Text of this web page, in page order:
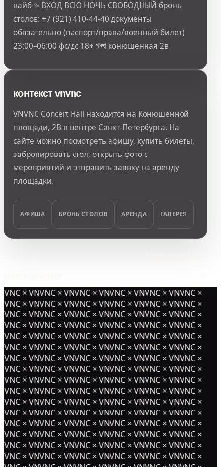
вайб ✨ ВХОД ВСЮ НОЧЬ СВОБОДНЫЙ бронь
столов: +7 (921) 410-44-40 документы
обязательно (паспорт/права/военный билет)
23:00–06:00 фс/дс 18+ 🗺 конюшенная 2в
контекст vnvnc
VNVNC Concert Hall находится на Конюшенной
площади, 2В в центре Санкт-Петербурга. На
сайте можно посмотреть афишу, купить билеты,
забронировать стол, открыть фото с
мероприятий и отправить заявку на аренду
площадки.
АФИША БРОНЬ СТОЛОВ АРЕНДА ГАЛЕРЕЯ
× VNVNC × VNVNC × VNVNC × VNVNC × VNVNC ×
× VNVNC × VNVNC × VNVNC × VNVNC × VNVNC ×
× VNVNC × VNVNC × VNVNC × VNVNC × VNVNC ×
× VNVNC × VNVNC × VNVNC × VNVNC × VNVNC ×
× VNVNC × VNVNC × VNVNC × VNVNC × VNVNC ×
× VNVNC × VNVNC × VNVNC × VNVNC × VNVNC ×
× VNVNC × VNVNC × VNVNC × VNVNC × VNVNC ×
× VNVNC × VNVNC × VNVNC × VNVNC × VNVNC ×
× VNVNC × VNVNC × VNVNC × VNVNC × VNVNC ×
× VNVNC × VNVNC × VNVNC × VNVNC × VNVNC ×
× VNVNC × VNVNC × VNVNC × VNVNC × VNVNC ×
× VNVNC × VNVNC × VNVNC × VNVNC × VNVNC ×
× VNVNC × VNVNC × VNVNC × VNVNC × VNVNC ×
× VNVNC × VNVNC × VNVNC × VNVNC × VNVNC ×
× VNVNC × VNVNC × VNVNC × VNVNC × VNVNC ×
× VNVNC × VNVNC × VNVNC × VNVNC × VNVNC ×